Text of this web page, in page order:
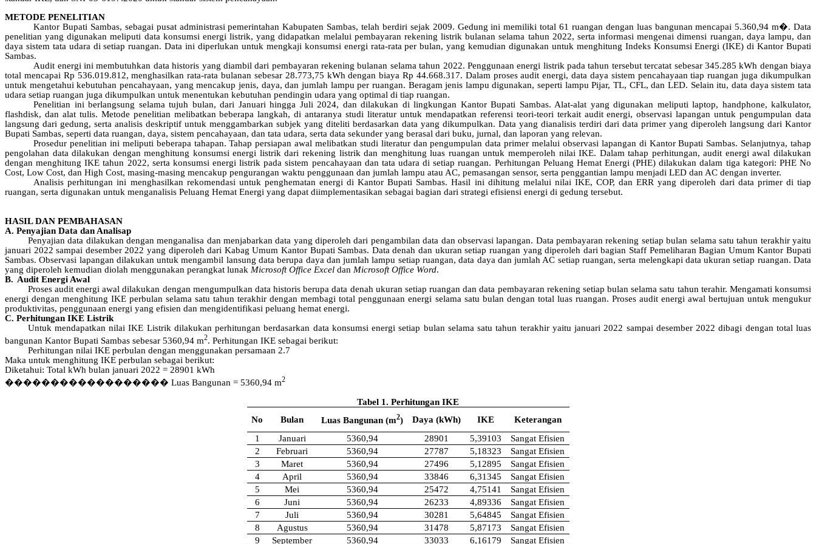
METODE PENELITIAN
Kantor Bupati Sambas, sebagai pusat administrasi pemerintahan Kabupaten Sambas, telah berdiri sejak 2009. Gedung ini memiliki total 61 ruangan dengan luas bangunan mencapai 5.360,94 m�. Data
penelitian yang digunakan meliputi data konsumsi energi listrik, yang didapatkan melalui pembayaran rekening listrik bulanan selama tahun 2022, serta informasi mengenai dimensi ruangan, daya lampu, dan
daya sistem tata udara di setiap ruangan. Data ini diperlukan untuk mengkaji konsumsi energi rata-rata per bulan, yang kemudian digunakan untuk menghitung Indeks Konsumsi Energi (IKE) di Kantor Bupati
Sambas.
Audit energi ini membutuhkan data historis yang diambil dari pembayaran rekening bulanan selama tahun 2022. Penggunaan energi listrik pada tahun tersebut tercatat sebesar 345.285 kWh dengan biaya
total mencapai Rp 536.019.812, menghasilkan rata-rata bulanan sebesar 28.773,75 kWh dengan biaya Rp 44.668.317. Dalam proses audit energi, data daya sistem pencahayaan tiap ruangan juga dikumpulkan
untuk mengetahui kebutuhan pencahayaan, yang mencakup jenis, daya, dan jumlah lampu per ruangan. Beragam jenis lampu digunakan, seperti lampu Pijar, TL, CFL, dan LED. Selain itu, data daya sistem tata
udara setiap ruangan juga dikumpulkan untuk menentukan kebutuhan pendingin udara yang optimal di tiap ruangan.
Penelitian ini berlangsung selama tujuh bulan, dari Januari hingga Juli 2024, dan dilakukan di lingkungan Kantor Bupati Sambas. Alat-alat yang digunakan meliputi laptop, handphone, kalkulator,
flashdisk, dan alat tulis. Metode penelitian melibatkan beberapa langkah, di antaranya studi literatur untuk mendapatkan referensi teori-teori terkait audit energi, observasi lapangan untuk pengumpulan data
langsung dari gedung, serta analisis deskriptif untuk menggambarkan subjek yang diteliti berdasarkan data yang dikumpulkan. Data yang dianalisis terdiri dari data primer yang diperoleh langsung dari Kantor
Bupati Sambas, seperti data ruangan, daya, sistem pencahayaan, dan tata udara, serta data sekunder yang berasal dari buku, jurnal, dan laporan yang relevan.
Prosedur penelitian ini meliputi beberapa tahapan. Tahap persiapan awal melibatkan studi literatur dan pengumpulan data primer melalui observasi lapangan di Kantor Bupati Sambas. Selanjutnya, tahap
pengolahan data dilakukan dengan menghitung konsumsi energi listrik dari rekening listrik dan menghitung luas ruangan untuk memperoleh nilai IKE. Dalam tahap perhitungan, audit energi awal dilakukan
dengan menghitung IKE tahun 2022, serta konsumsi energi listrik pada sistem pencahayaan dan tata udara di setiap ruangan. Perhitungan Peluang Hemat Energi (PHE) dilakukan dalam tiga kategori: PHE No
Cost, Low Cost, dan High Cost, masing-masing mencakup pengurangan waktu penggunaan dan jumlah lampu atau AC, pemasangan sensor, serta penggantian lampu menjadi LED dan AC dengan inverter.
Analisis perhitungan ini menghasilkan rekomendasi untuk penghematan energi di Kantor Bupati Sambas. Hasil ini dihitung melalui nilai IKE, COP, dan ERR yang diperoleh dari data primer di tiap
ruangan, serta digunakan untuk menganalisis Peluang Hemat Energi yang dapat diimplementasikan sebagai bagian dari strategi efisiensi energi di gedung tersebut.
HASIL DAN PEMBAHASAN
A. Penyajian Data dan Analisap
Penyajian data dilakukan dengan menganalisa dan menjabarkan data yang diperoleh dari pengambilan data dan observasi lapangan. Data pembayaran rekening setiap bulan selama satu tahun terakhir yaitu
januari 2022 sampai desember 2022 yang diperoleh dari Kabag Umum Kantor Bupati Sambas. Data denah dan ukuran setiap ruangan yang diperoleh dari bagian Staff Pemeliharan Bagian Umum Kantor Bupati
Sambas. Observasi lapangan dilakukan untuk mengambil lansung data berupa daya dan jumlah lampu setiap ruangan, data daya dan jumlah AC setiap ruangan, serta melengkapi data ukuran setiap ruangan. Data
yang diperoleh kemudian diolah menggunakan perangkat lunak Microsoft Office Excel dan Microsoft Office Word.
B. Audit Energi Awal
Proses audit energi awal dilakukan dengan mengumpulkan data historis berupa data denah ukuran setiap ruangan dan data pembayaran rekening setiap bulan selama satu tahun terahir. Mengamati konsumsi
energi dengan menghitung IKE perbulan selama satu tahun terakhir dengan membagi total penggunaan energi selama satu bulan dengan total luas ruangan. Proses audit energi awal bertujuan untuk mengukur
produktivitas, penggunaan energi yang efisien dan mengidentifikasi peluang hemat energi.
C. Perhitungan IKE Listrik
Untuk mendapatkan nilai IKE Listrik dilakukan perhitungan berdasarkan data konsumsi energi setiap bulan selama satu tahun terakhir yaitu januari 2022 sampai desember 2022 dibagi dengan total luas
bangunan Kantor Bupati Sambas sebesar 5360,94 m2. Perhitungan IKE sebagai berikut:
Perhitungan nilai IKE perbulan dengan menggunakan persamaan 2.7
Maka untuk menghitung IKE perbulan sebagai berikut:
Diketahui: Total kWh bulan januari 2022 = 28901 kWh
������������������ Luas Bangunan = 5360,94 m2
Tabel 1. Perhitungan IKE
No
Bulan Luas Bangunan (m2) Daya (kWh) IKE
Keterangan
1
Januari 5360,94 28901 5,39103 Sangat Efisien
2
Februari 5360,94 27787 5,18323 Sangat Efisien
3
Maret 5360,94 27496 5,12895 Sangat Efisien
4
April 5360,94 33846 6,31345 Sangat Efisien
5
Mei 5360,94 25472 4,75141 Sangat Efisien
6
Juni 5360,94 26233 4,89336 Sangat Efisien
7
Juli 5360,94 30281 5,64845 Sangat Efisien
8
Agustus 5360,94 31478 5,87173 Sangat Efisien
9
September 5360,94 33033 6,16179 Sangat Efisien